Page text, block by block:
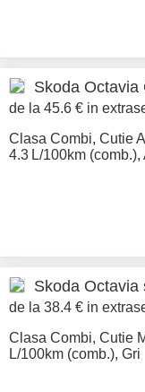
Skoda Octavia
de la 45.6 € in
Clasa Combi, Cutie
4.3 L/100km (comb.),
Skoda Octavia
de la 38.4 € in
Clasa Combi, Cutie
L/100km (comb.), Gri